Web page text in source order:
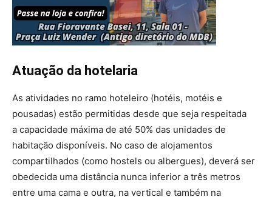
Atuação da hotelaria
As atividades no ramo hoteleiro (hotéis, motéis e
pousadas) estão permitidas desde que seja respeitada
a capacidade máxima de até 50% das unidades de
habitação disponíveis. No caso de alojamentos
compartilhados (como hostels ou albergues), deverá ser
obedecida uma distância nunca inferior a três metros
entre uma cama e outra, na vertical e também na